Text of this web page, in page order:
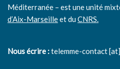
Méditerranée – est une unité
d’Aix-Marseilleet duCNRS.
Nous écrire :telemme-contact